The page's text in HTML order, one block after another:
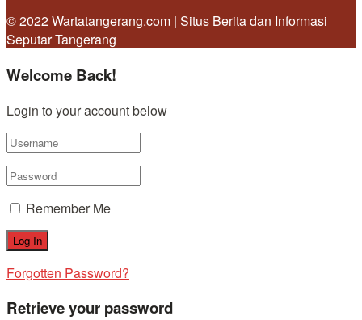
© 2022 Wartatangerang.com | Situs Berita dan Informasi
Seputar Tangerang
Welcome Back!
Login to your account below
Remember Me
Forgotten Password?
Retrieve your password